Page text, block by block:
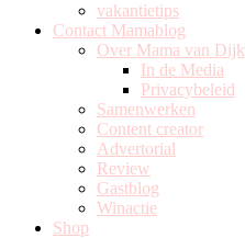
vakantietips
Contact Mamablog
Over Mama van Dijk
In de Media
Privacybeleid
Samenwerken
Content creator
Advertorial
Review
Gastblog
Winactie
Shop